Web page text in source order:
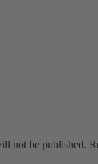
not be published.